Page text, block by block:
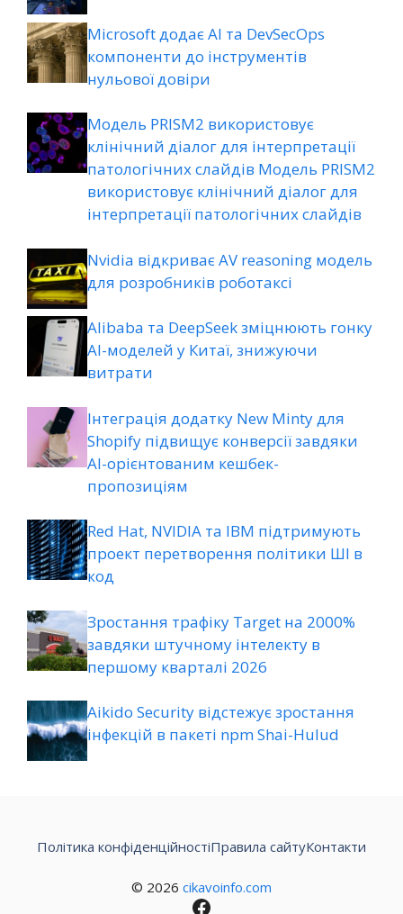
Microsoft додає AI та DevSecOps
компоненти до інструментів
нульової довіри
Модель PRISM2 використовує
клінічний діалог для інтерпретації
патологічних слайдів Модель PRISM2
використовує клінічний діалог для
інтерпретації патологічних слайдів
Nvidia відкриває AV reasoning модель
для розробників роботаксі
Alibaba та DeepSeek зміцнюють гонку
AI-моделей у Китаї, знижуючи
витрати
Інтеграція додатку New Minty для
Shopify підвищує конверсії завдяки
AI-орієнтованим кешбек-
пропозиціям
Red Hat, NVIDIA та IBM підтримують
проект перетворення політики ШІ в
код
Зростання трафіку Target на 2000%
завдяки штучному інтелекту в
першому кварталі 2026
Aikido Security відстежує зростання
інфекцій в пакеті npm Shai-Hulud
© 2026 cikavoinfo.com
Політика конфіденційностіПравила сайтуКонтакти
Facebook